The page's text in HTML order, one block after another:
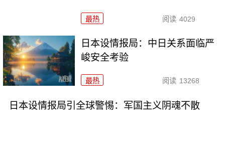
最热 阅读 4029
日本设情报局：中日关系面临严
峻安全考验
最热 阅读 13268
日本设情报局引全球警惕：军国主义阴魂不散